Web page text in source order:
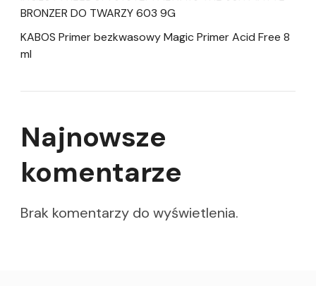
BRONZER DO TWARZY 603 9G
KABOS Primer bezkwasowy Magic Primer Acid Free 8
ml
Najnowsze
komentarze
Brak komentarzy do wyświetlenia.